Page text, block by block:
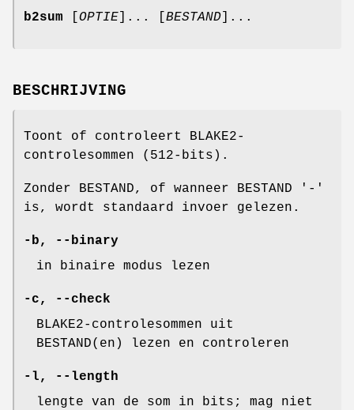
b2sum OPTIE ]... [ BESTAND ]...
BESCHRIJVING
Toont of controleert BLAKE2-
controlesommen (512-bits).
Zonder BESTAND, of wanneer BESTAND '-'
is, wordt standaard invoer gelezen.
-b ,
--binary
in binaire modus lezen
-c ,
--check
BLAKE2-controlesommen uit
BESTAND(en) lezen en controleren
-l ,
--length
lengte van de som in bits; mag niet